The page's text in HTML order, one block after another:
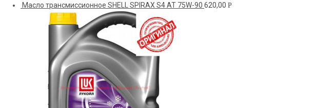
Масло трансмиссионное SHELL SPIRAX S4 AT 75W-90 620,00 Р